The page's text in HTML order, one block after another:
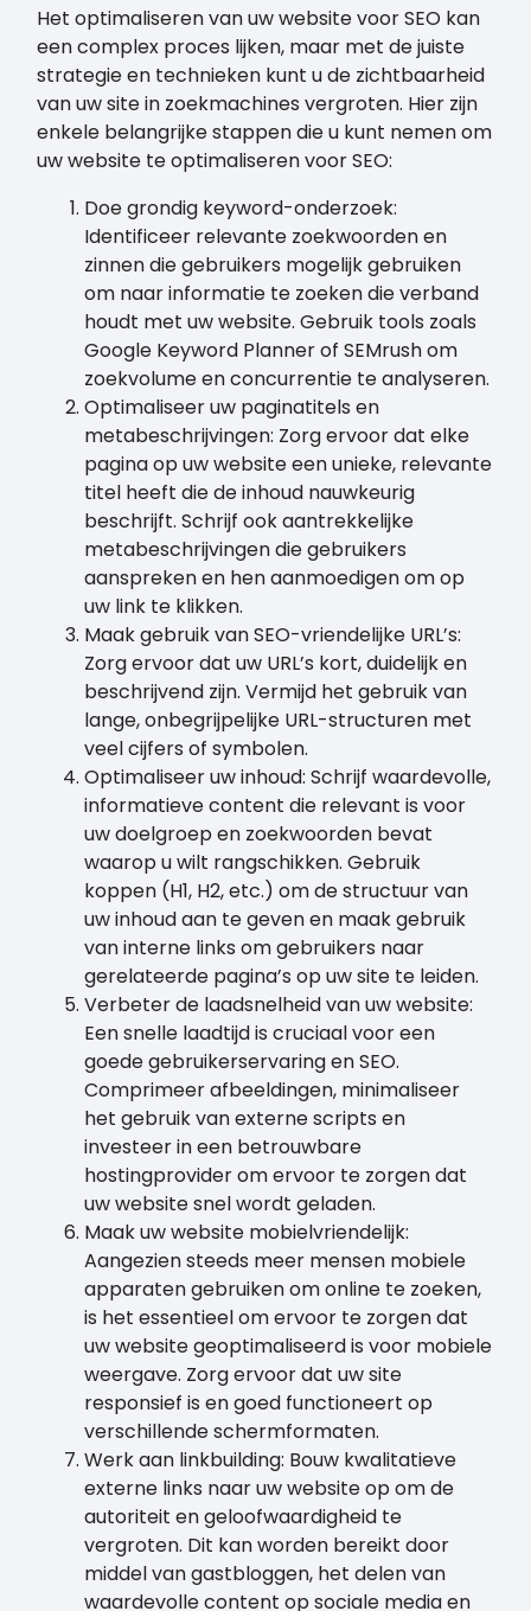
Het optimaliseren van uw website voor SEO kan
een complex proces lijken, maar met de juiste
strategie en technieken kunt u de zichtbaarheid
van uw site in zoekmachines vergroten. Hier zijn
enkele belangrijke stappen die u kunt nemen om
uw website te optimaliseren voor SEO:
Doe grondig keyword-onderzoek:
Identificeer relevante zoekwoorden en
zinnen die gebruikers mogelijk gebruiken
om naar informatie te zoeken die verband
houdt met uw website. Gebruik tools zoals
Google Keyword Planner of SEMrush om
zoekvolume en concurrentie te analyseren.
Optimaliseer uw paginatitels en
metabeschrijvingen: Zorg ervoor dat elke
pagina op uw website een unieke, relevante
titel heeft die de inhoud nauwkeurig
beschrijft. Schrijf ook aantrekkelijke
metabeschrijvingen die gebruikers
aanspreken en hen aanmoedigen om op
uw link te klikken.
Maak gebruik van SEO-vriendelijke URL’s:
Zorg ervoor dat uw URL’s kort, duidelijk en
beschrijvend zijn. Vermijd het gebruik van
lange, onbegrijpelijke URL-structuren met
veel cijfers of symbolen.
Optimaliseer uw inhoud: Schrijf waardevolle,
informatieve content die relevant is voor
uw doelgroep en zoekwoorden bevat
waarop u wilt rangschikken. Gebruik
koppen (H1, H2, etc.) om de structuur van
uw inhoud aan te geven en maak gebruik
van interne links om gebruikers naar
gerelateerde pagina’s op uw site te leiden.
Verbeter de laadsnelheid van uw website:
Een snelle laadtijd is cruciaal voor een
goede gebruikerservaring en SEO.
Comprimeer afbeeldingen, minimaliseer
het gebruik van externe scripts en
investeer in een betrouwbare
hostingprovider om ervoor te zorgen dat
uw website snel wordt geladen.
Maak uw website mobielvriendelijk:
Aangezien steeds meer mensen mobiele
apparaten gebruiken om online te zoeken,
is het essentieel om ervoor te zorgen dat
uw website geoptimaliseerd is voor mobiele
weergave. Zorg ervoor dat uw site
responsief is en goed functioneert op
verschillende schermformaten.
Werk aan linkbuilding: Bouw kwalitatieve
externe links naar uw website op om de
autoriteit en geloofwaardigheid te
vergroten. Dit kan worden bereikt door
middel van gastbloggen, het delen van
waardevolle content op sociale media en